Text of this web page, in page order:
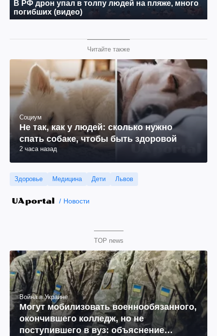
Читайте также
Социум
Не так, как у людей: сколько нужно
спать собаке, чтобы быть здоровой
2 часа назад
Здоровье Медицина Дети Львов
Новости
TOP news
Война в Украине
Могут мобилизовать военнообязанного,
окончившего колледж, но не
поступившего в вуз: объяснение